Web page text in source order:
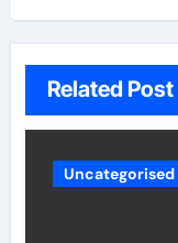
Related Post
Uncategorised